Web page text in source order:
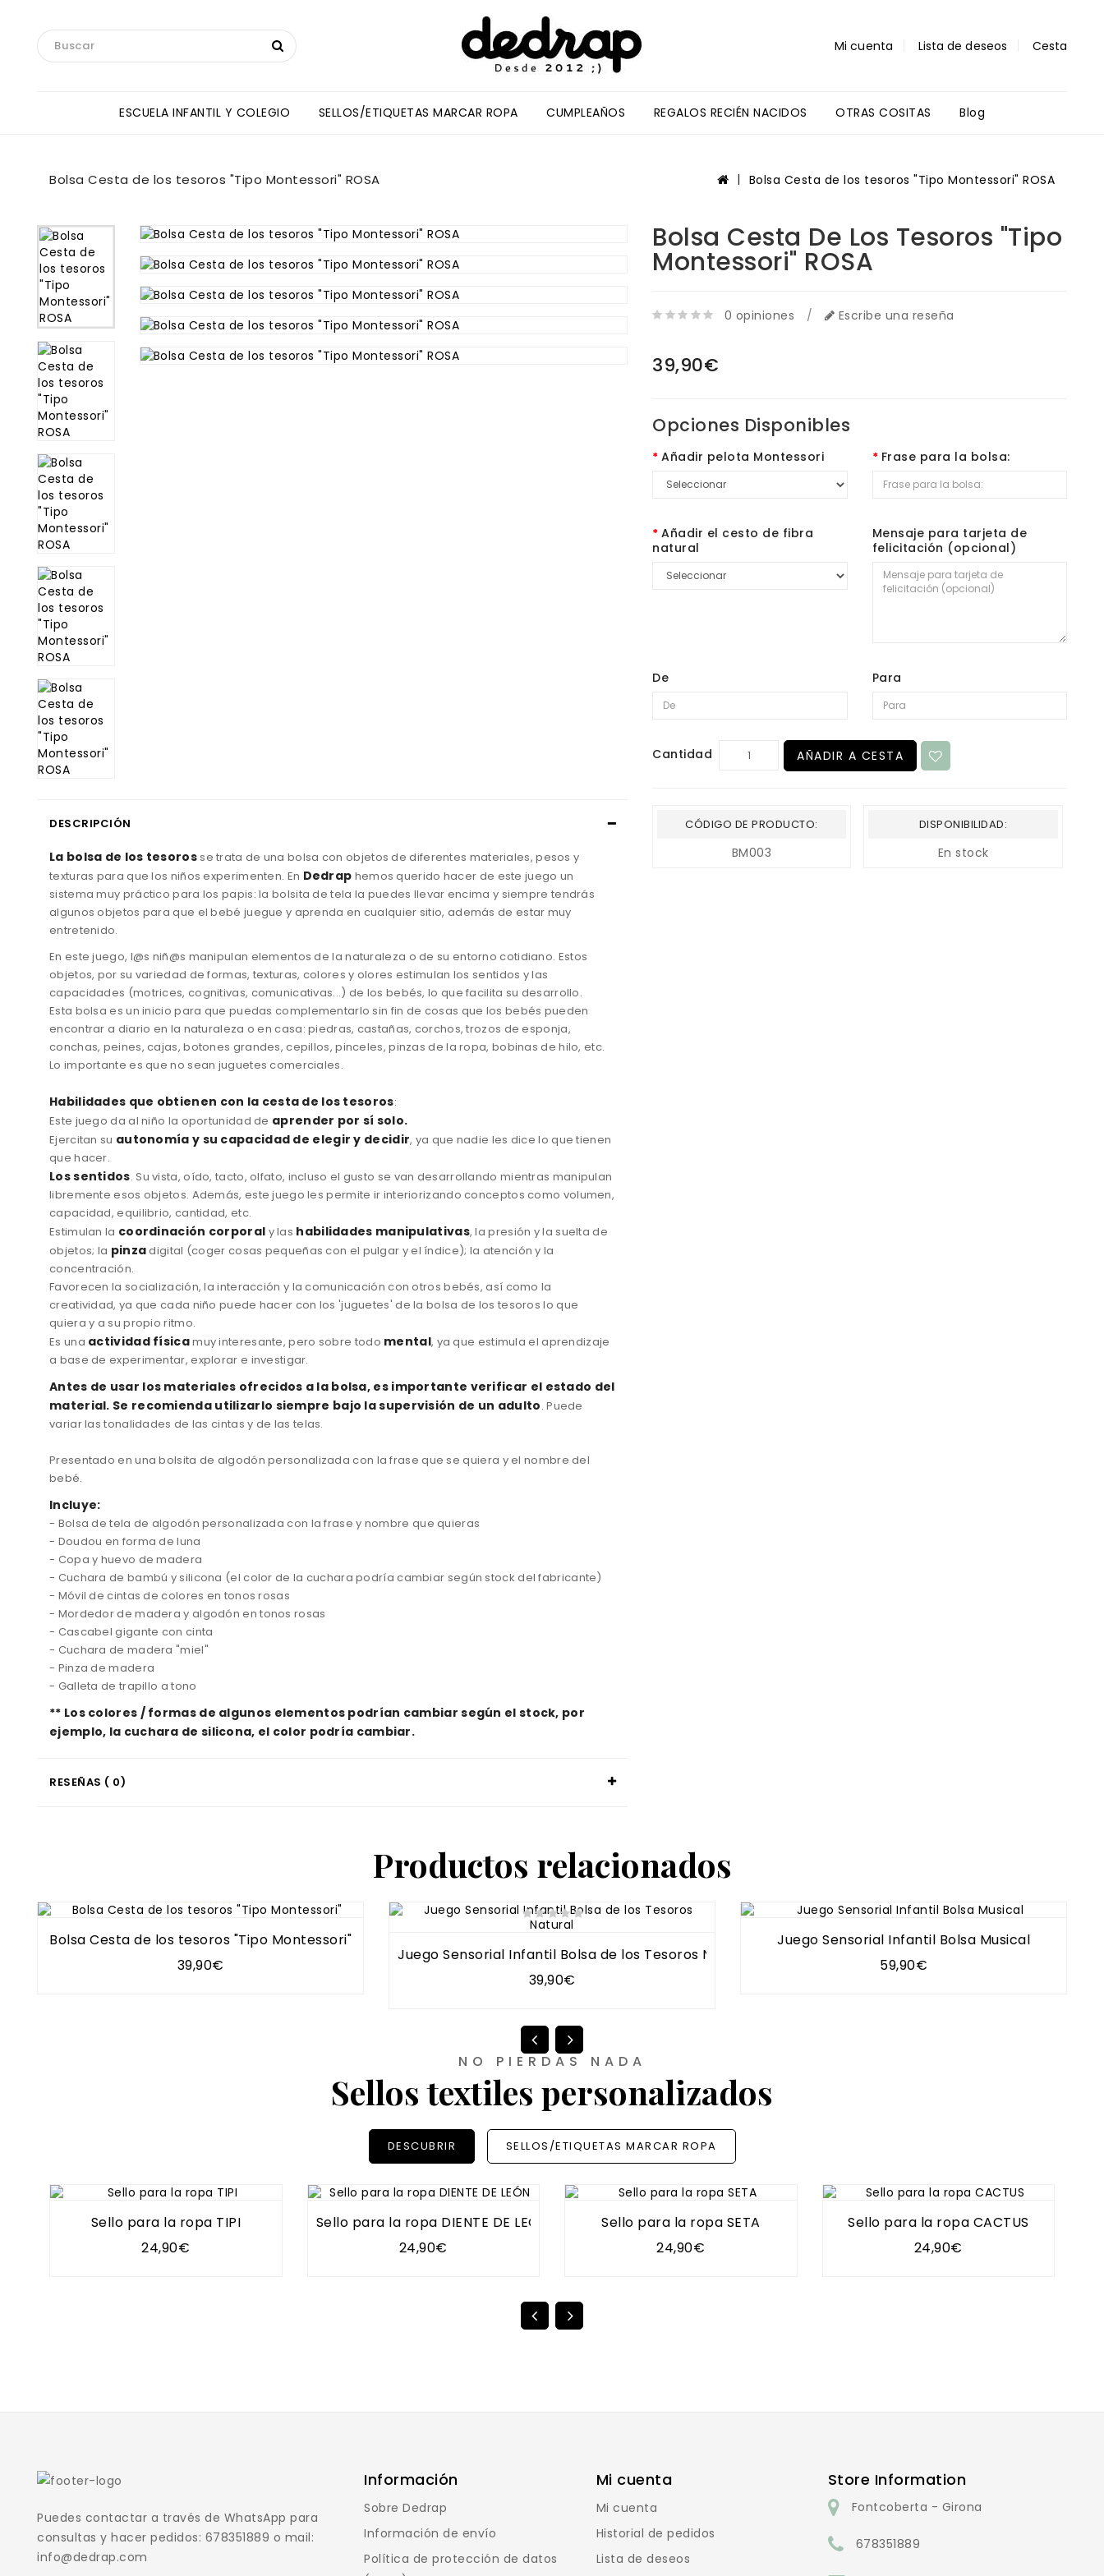
Mi cuenta Lista de deseos Cesta
ESCUELA INFANTIL Y COLEGIO SELLOS/ETIQUETAS MARCAR ROPA CUMPLEAÑOS REGALOS RECIÉN NACIDOS OTRAS COSITAS Blog
Bolsa Cesta de los tesoros "Tipo Montessori" ROSA Bolsa Cesta de los tesoros "Tipo Montessori" ROSA
DESCRIPCIÓN
La bolsa de los tesorosse trata de una bolsa con objetos de diferentes materiales, pesos y
texturas para que los niños experimenten. En Dedrap hemos querido hacer de este juego un
sistema muy práctico para los papis: la bolsita de tela la puedes llevar encima y siempre tendrás
algunos objetos para que el bebé juegue y aprenda en cualquier sitio, además de estar muy
entretenido.
En este juego, l@s niñ@s manipulan elementos de la naturaleza o de su entorno cotidiano. Estos
objetos, por su variedad de formas, texturas, colores y olores estimulan los sentidos y las
capacidades (motrices, cognitivas, comunicativas...) de los bebés, lo que facilita su desarrollo.
Esta bolsa es un inicio para que puedas complementarlo sin fin de cosas que los bebés pueden
encontrar a diario en la naturaleza o en casa: piedras, castañas, corchos, trozos de esponja,
conchas, peines, cajas, botones grandes, cepillos, pinceles, pinzas de la ropa, bobinas de hilo, etc.
Lo importante es que no sean juguetes comerciales.
Habilidades que obtienen con la cesta de los tesoros:
Este juego da al niño la oportunidad de aprender por sí solo.
Ejercitan su autonomía y su capacidad de elegir y decidir, ya que nadie les dice lo que tienen
que hacer.
Los sentidos. Su vista, oído, tacto, olfato, incluso el gusto se van desarrollando mientras manipulan
libremente esos objetos. Además, este juego les permite ir interiorizando conceptos como volumen,
capacidad, equilibrio, cantidad, etc.
Estimulan la coordinación corporal y las habilidades manipulativas, la presión y la suelta de
objetos; la pinzadigital (coger cosas pequeñas con el pulgar y el índice); la atención y la
concentración.
Favorecen la socialización, la interacción y la comunicación con otros bebés, así como la
creatividad, ya que cada niño puede hacer con los 'juguetes' de la bolsa de los tesoros lo que
quiera y a su propio ritmo.
Es una actividad físicamuy interesante, pero sobre todo mental, ya que estimula el aprendizaje
a base de experimentar, explorar e investigar.
Antes de usar los materiales ofrecidos a la bolsa, es importante verificar el estado del
material. Se recomienda utilizarlo siempre bajo la supervisión de un adulto. Puede
variarlas tonalidades de las cintas y de las telas.
Presentado en una bolsita de algodón personalizada con la frase que se quiera y el nombre del
bebé.
Incluye:
- Bolsa de tela de algodón personalizada con la frase y nombre que quieras
- Doudou en forma de luna
- Copa y huevo de madera
- Cuchara de bambú y silicona (el color de la cuchara podría cambiar según stock del fabricante)
- Móvil de cintas de colores en tonos rosas
- Mordedorde madera y algodón en tonos rosas
- Cascabel gigante con cinta
- Cuchara de madera "miel"
- Pinza de madera
- Galleta de trapillo a tono
** Los colores / formas de algunos elementos podrían cambiar según el stock, por
ejemplo, la cuchara de silicona, el color podría cambiar.
RESEÑAS ( 0)
Bolsa Cesta De Los Tesoros "Tipo
Montessori" ROSA
0 opiniones / Escribe una reseña
39,90€
Opciones Disponibles
Añadir pelota Montessori Frase para la bolsa:
Añadir el cesto de fibra
natural
Mensaje para tarjeta de
felicitación (opcional)
De Para
Cantidad AÑADIR A CESTA
CÓDIGO DE PRODUCTO:
BM003
DISPONIBILIDAD:
En stock
Productos relacionados
Bolsa Cesta de los tesoros "Tipo Montessori"
39,90€
Juego Sensorial Infantil Bolsa de los Tesoros Natural
39,90€
Juego Sensorial Infantil Bolsa Musical
59,90€
NO PIERDAS NADA
Sellos textiles personalizados
DESCUBRIR SELLOS/ETIQUETAS MARCAR ROPA
Sello para la ropa TIPI
24,90€
Sello para la ropa DIENTE DE LEÓN
24,90€
Sello para la ropa SETA
24,90€
Sello para la ropa CACTUS
24,90€
Puedes contactar a través de WhatsApp para
consultas y hacer pedidos: 678351889 o mail:
info@dedrap.com
Información
Sobre Dedrap
Información de envío
Política de protección de datos
Mi cuenta
Mi cuenta
Historial de pedidos
Lista de deseos
Store Information
Fontcoberta - Girona
678351889